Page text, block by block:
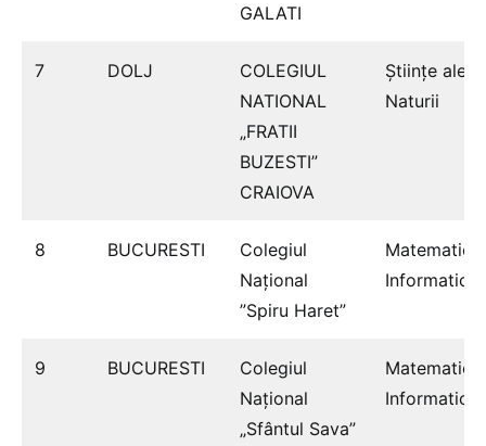
GALATI
7 DOLJ
COLEGIUL
NATIONAL
„FRATII
BUZESTI”
CRAIOVA
Ştiinţe ale
Naturii
8 BUCURESTI
Colegiul
Național
”Spiru Haret”
Informatică
9 BUCURESTI
Colegiul
Naţional
„Sfântul Sava”
Informatică